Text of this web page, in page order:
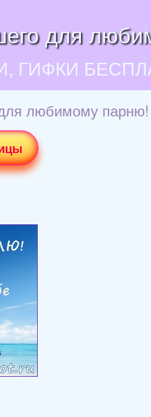
для
ГИФКИ
любимому парню!